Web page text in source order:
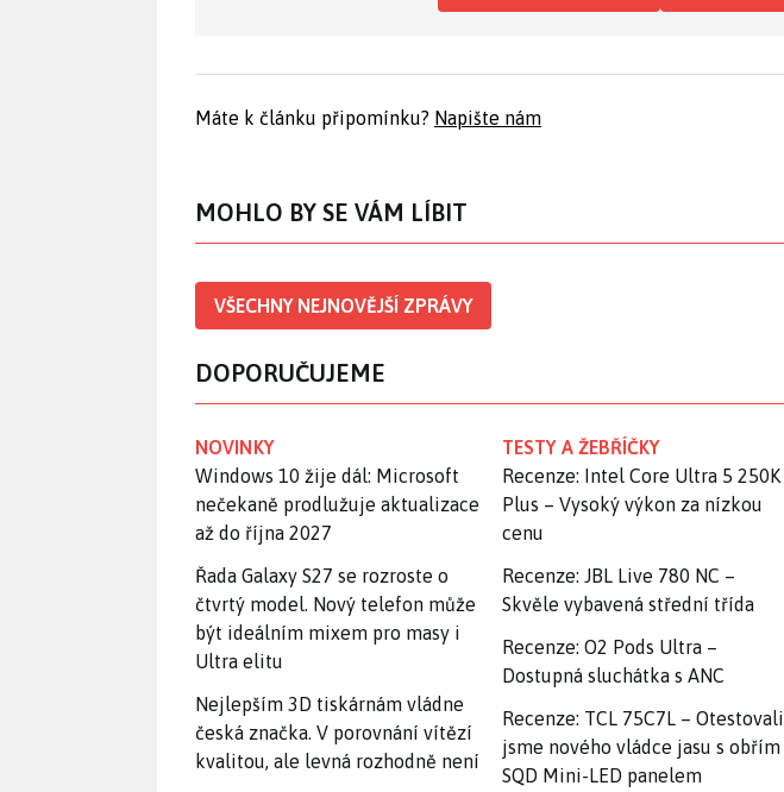
Máte k článku připomínku? Napište nám
MOHLO BY SE VÁM LÍBIT
VŠECHNY NEJNOVĚJŠÍ ZPRÁVY
DOPORUČUJEME
NOVINKY
Windows 10 žije dál: Microsoft
nečekaně prodlužuje aktualizace
až do října 2027
Řada Galaxy S27 se rozroste o
čtvrtý model. Nový telefon může
být ideálním mixem pro masy i
Ultra elitu
Nejlepším 3D tiskárnám vládne
česká značka. V porovnání vítězí
kvalitou, ale levná rozhodně není
TESTY A ŽEBŘÍČKY
Recenze: Intel Core Ultra 5 250K
Plus – Vysoký výkon za nízkou
cenu
Recenze: JBL Live 780 NC –
Skvěle vybavená střední třída
Recenze: O2 Pods Ultra –
Dostupná sluchátka s ANC
Recenze: TCL 75C7L – Otestovali
jsme nového vládce jasu s obřím
SQD Mini-LED panelem